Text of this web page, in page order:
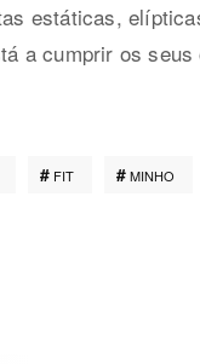
estáticas,
a cumprir os seus
FIT MINHO